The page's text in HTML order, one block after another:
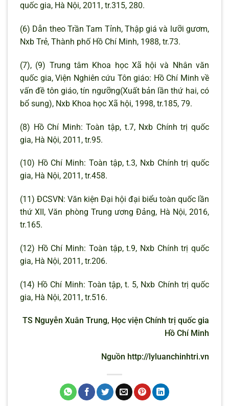
quốc gia, Hà Nội, 2011, tr.315, 280.
(6) Dẫn theo Trần Tam Tỉnh, Thập giá và lưỡi gươm,
Nxb Trẻ, Thành phố Hồ Chí Minh, 1988, tr.73.
(7), (9) Trung tâm Khoa học Xã hội và Nhân văn
quốc gia, Viện Nghiên cứu Tôn giáo: Hồ Chí Minh về
vấn đề tôn giáo, tín ngưỡng(Xuất bản lần thứ hai, có
bổ sung), Nxb Khoa học Xã hội, 1998, tr.185, 79.
(8) Hồ Chí Minh: Toàn tập, t.7, Nxb Chính trị quốc
gia, Hà Nội, 2011, tr.95.
(10) Hồ Chí Minh: Toàn tập, t.3, Nxb Chính trị quốc
gia, Hà Nội, 2011, tr.458.
(11) ĐCSVN: Văn kiện Đại hội đại biểu toàn quốc lần
thứ XII, Văn phòng Trung ương Đảng, Hà Nội, 2016,
tr.165.
(12) Hồ Chí Minh: Toàn tập, t.9, Nxb Chính trị quốc
gia, Hà Nội, 2011, tr.206.
(14) Hồ Chí Minh: Toàn tập, t. 5, Nxb Chính trị quốc
gia, Hà Nội, 2011, tr.516.
TS Nguyễn Xuân Trung, Học viện Chính trị quốc gia
Hồ Chí Minh
Nguồn http://lyluanchinhtri.vn